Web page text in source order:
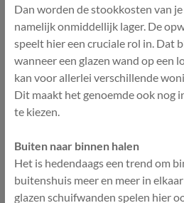
Dan worden de stookkosten van
namelijk onmiddellijk lager. De
speelt hier een cruciale rol in. Dat
wanneer een glazen wand op een
kan voor allerlei verschillende
Dit maakt het genoemde ook nog
te kiezen.
Buiten naar binnen halen
Het is hedendaags een trend om
buitenshuis meer en meer in
glazen schuifwanden spelen hier